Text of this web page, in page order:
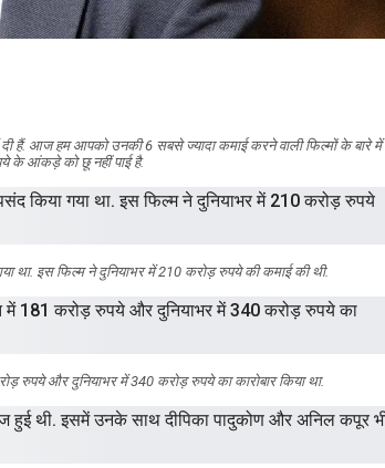
हैं. आज हम आपको उनकी 6 सबसे ज्यादा कमाई करने वाली फिल्मों के बारे में
के आंकड़े को छू नहीं पाई है.
था. इस फिल्म ने दुनियाभर में 210 करोड़ रुपये की कमाई की थी.
रुपये और दुनियाभर में 340 करोड़ रुपये का कारोबार किया था.